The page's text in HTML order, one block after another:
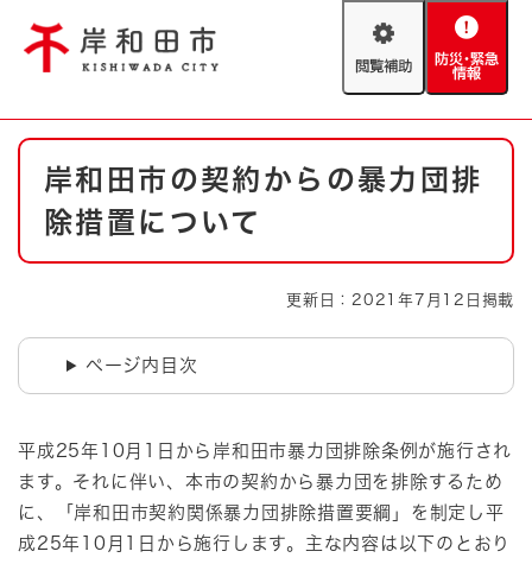
閲
助
防
緊
情
やさしい日本語
防災・緊急情報 救急・消防
ハザードマップ
本
岸和田市の契約からの暴力団排
除措置について
更新日：2021年7月12日掲載
ページ内目次
平成25年10月1日から岸和田市暴力団排除条例が施行され
ます。それに伴い、本市の契約から暴力団を排除するため
に、「岸和田市契約関係暴力団排除措置要綱」を制定し平
成25年10月1日から施行します。主な内容は以下のとおり